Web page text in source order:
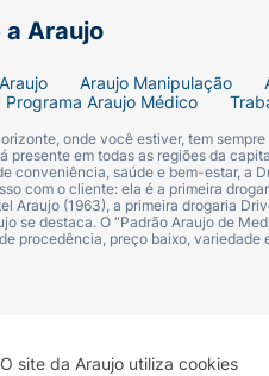
O site da Araujo utiliza cookies
Aplicar a
para baixo e agite bem.
Ingredientes: Butane
(Cloroidróxido de
Charcoal Powder (Carvão
Hectorite (Hectorita
Ionone (Alfa-Isometil
a Araujo
Araujo Manipulação
Programa Araujo Médico
onde você estiver, tem
presente em todas as regiões da
conveniência, saúde e bem-estar, a
com o cliente: ela é a primeira
Araujo (1963), a primeira drogaria
se destaca. O “Padrão Araujo de
procedência, preço baixo, variedade